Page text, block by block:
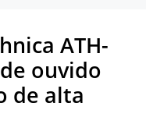
ATH-
ouvido
de alta